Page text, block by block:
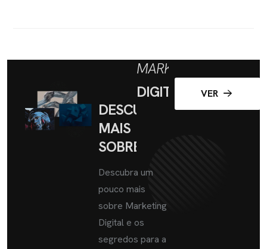
DESCUBRA
MAIS
SOBRE
MARKETING
DIGITAL
Descubra um
pouco mais
sobre Marketing
Digital e os
segredos para a
VER